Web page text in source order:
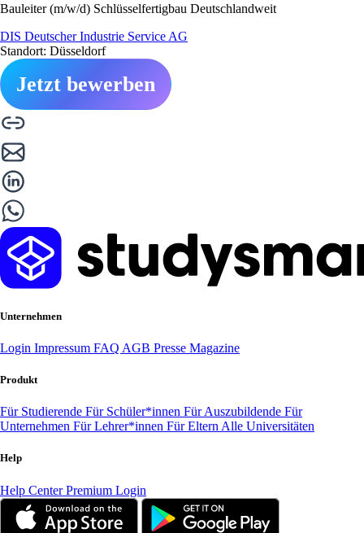
Bauleiter (m/w/d) Schlüsselfertigbau Deutschlandweit
DIS Deutscher Industrie Service AG
Standort: Düsseldorf
Jetzt bewerben
Unternehmen
Login Impressum FAQ AGB Presse Magazine
Produkt
Für Studierende Für Schüler*innen Für Auszubildende Für
Unternehmen Für Lehrer*innen Für Eltern Alle Universitäten
Help
Help CenterPremium Login